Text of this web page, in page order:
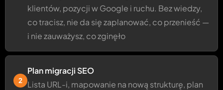
klientów, pozycji w Google i ruchu. Bez wiedzy,
co tracisz, nie da się zaplanować, co przenieść —
i nie zauważysz, co zginęło
2
Plan migracji SEO
Lista URL-i, mapowanie na nową strukturę, plan